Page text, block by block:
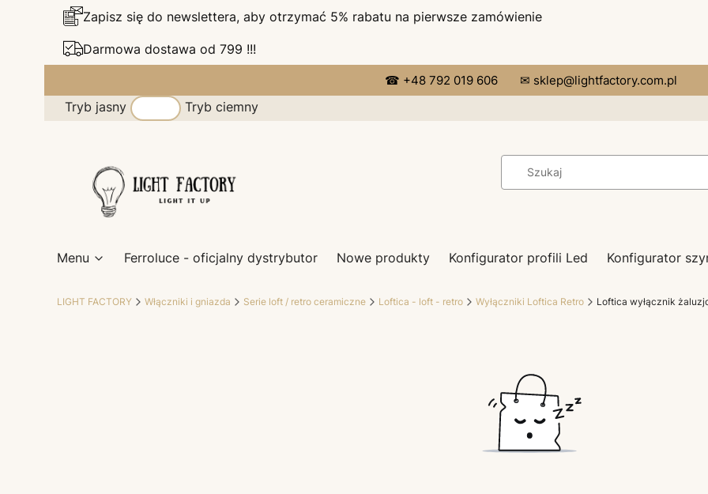
Zapisz się do newslettera, aby otrzymać 5% rabatu na pierwsze zamówienie
Darmowa dostawa od 799 !!!
☎ +48 792 019 606 ✉ sklep@lightfactory.com.pl
Tryb jasny Tryb ciemny
Menu Ferroluce - oficjalny dystrybutor Nowe produkty Konfigurator profili Led Konfigurator
LIGHT FACTORY Włączniki i gniazda Serie loft / retro ceramiczne Loftica - loft - retro Wyłączniki Loftica Retro Loftica wyłącznik